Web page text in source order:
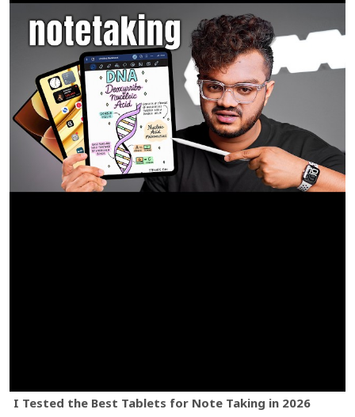
I Tested the Best Tablets for Note Taking in 2026